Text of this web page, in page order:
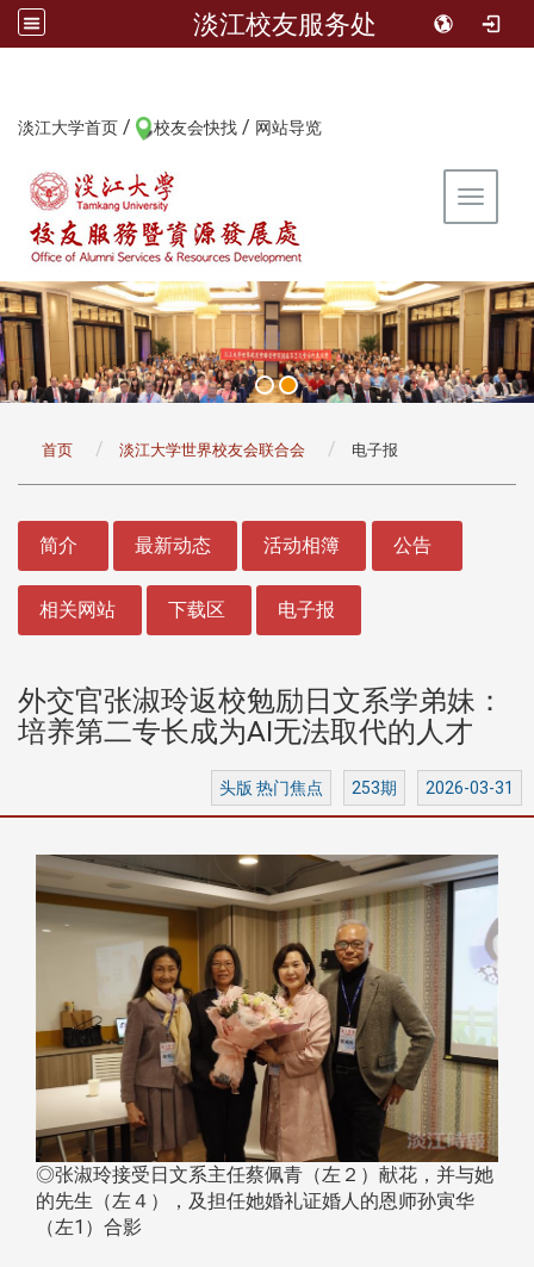
淡江校友服务处
淡江大学首页 / 校友会快找 / 网站导览
Toggle
首页 淡江大学世界校友会联合会 电子报
简介 最新动态 活动相簿 公告
相关网站 下载区 电子报
外交官张淑玲返校勉励日文系学弟妹：
培养第二专长成为AI无法取代的人才
头版 热门焦点 253期 2026-03-31
◎张淑玲接受日文系主任蔡佩青（左２）献花，并与她
的先生（左４），及担任她婚礼证婚人的恩师孙寅华
（左1）合影